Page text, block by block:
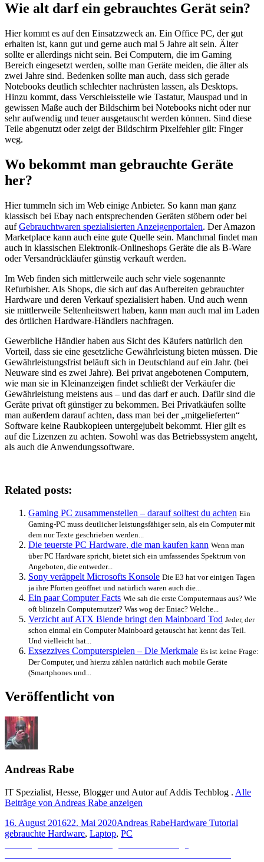
Wie alt darf ein gebrauchtes Gerät sein?
Hier kommt es auf den Einsatzzweck an. Ein Office PC, der gut
erhalten ist, kann gut und gerne auch mal 5 Jahre alt sein. Älter
sollte er allerdings nicht sein. Bei Computern, die im Gaming
Bereich eingesetzt werden, sollte man Geräte meiden, die älter als
zwei Jahre sind. Bedenken sollte man auch, dass sich gerade
Notebooks deutlich schlechter nachrüsten lassen, als Desktops.
Hinzu kommt, dass Verschleissteile wie Tastatur, Mauspad und in
gewissen Maße auch der Bildschirm bei Notebooks nicht oder nur
sehr aufwendig und teuer ausgetauscht werden können. Sind diese
Teile abgenutzt oder zeigt der Bildschirm Pixelfehler gilt: Finger
weg.
Wo bekommt man gebrauchte Geräte
her?
Hier tummeln sich im Web einige Anbieter. So kann man ganz
klassisch bei Ebay nach entsprechenden Geräten stöbern oder bei
aufGebrauchtwaren spezialisierten Anzeigenportalen. Der Amazon
Marketplace kann auch eine gute Quelle sein. Manchmal findet man
auch in klassischen Elektronik-Onlineshops Geräte die als B-Ware
oder Versandrückläufer günstig verkauft werden.
Im Web finden sich mittlerweile auch sehr viele sogenannte
Refurbisher. Als Shops, die sich auf das Aufbereiten gebrauchter
Hardware und deren Verkauf spezialisiert haben. Und auch wenn
sie mittlerweile Seltenheitswert haben, kann man auch mal im Laden
des örtlichen Hardware-Händlers nachfragen.
Gewerbliche Händler haben aus Sicht des Käufers natürlich den
Vorteil, dass sie eine gesetzliche Gewährleistung bieten müssen. Die
Gewährleistungsfrist beläuft sich in Deutschland auf ein Jahr. (bei
Neuware sind es zwei Jahre). Bei privat angebotenen Computern,
wie man sie in Kleinanzeigen findet schließt der Verkäufer die
Gewährleistung meistens aus – und das darf er auch. Dafür sind die
Geräte privat oft günstiger zu bekommen. Bei Privatkäufen sollte
man außerdem darauf achten, dass man bei der „mitgelieferten“
Software keine Raubkopieen untergejubelt bekommt. Hier gilt es
auf die Lizenzen zu achten. Sowohl was das Betriebssystem angeht,
als auch die Anwendungssoftware.
Related posts:
Gaming PC zusammenstellen – darauf solltest du achten Ein
Gaming-PC muss deutlicher leistungsfähiger sein, als ein Computer mit
dem nur Texte geschrieben werden...
Die teuerste PC Hardware, die man kaufen kann Wenn man
über PC Hardware spricht, bietet sich ein umfassendes Spektrum von
Angeboten, die entweder...
Sony veräppelt Microsofts Konsole Die E3 hat vor einigen Tagen
ja ihre Pforten geöffnet und natürlich waren auch die...
Ein paar Computer Facts Wie sah die erste Computermaus aus? Wie
oft blinzeln Computernutzer? Was wog der Eniac? Welche...
Verzicht auf ATX Blende bringt den Mainboard Tod Jeder, der
schon einmal ein Computer Mainboard getauscht hat kennt das Teil.
Und vielleicht hat...
Exsezzives Computerspielen – Die Merkmale Es ist keine Frage:
Der Computer, und hierzu zählen natürlich auch mobile Geräte
(Smartphones und...
Veröffentlicht von
Andreas Rabe
IT Spezialist, Hesse, Blogger und Autor auf Addis Techblog . Alle
Beiträge von Andreas Rabe anzeigen
Veröffentlicht
am
16. August 201622. Mai 2020Autor
Andreas RabeKategorien
Hardware Tutorial
gebrauchte Hardware, Laptop, PC
Beitragsnavigation